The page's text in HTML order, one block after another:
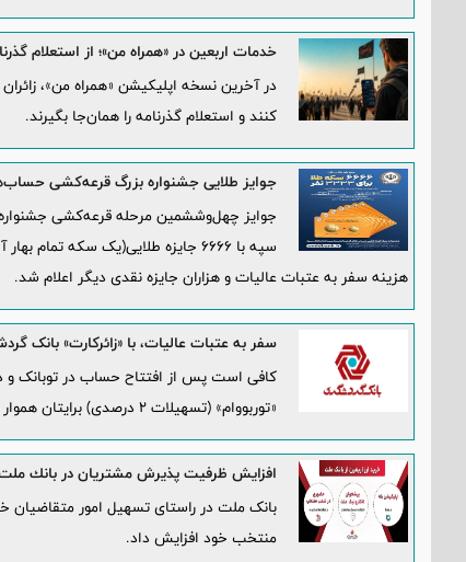
خدمات اربعین در «همراه من»؛ از استعلام
در آخرین نسخه اپلیکیشن «همراه من»،
کنند و استعلام گذرنامه را همان‌جا بگیرند.
جوایز طلایی جشنواره بزرگ قرعه‌کشی
جوایز چهل‌و‌ششمین مرحله قرعه‌کشی
هزینه سفر به عتبات عالیات و هزاران جایزه نقدی دیگر اعلام شد.
سفر به عتبات عالیات، با «زائرکارت» بانک
«توربووام» (تسهیلات ۲ درصدی) برایتان هموار شود.
افزایش ظرفیت پذیرش مشتریان در بانك
بانک ملت در راستای تسهیل امور
منتخب خود افزایش داد.